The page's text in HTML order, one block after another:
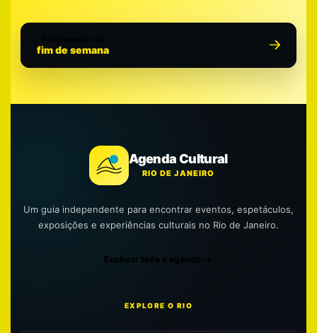
fim de semana
Agenda Cultural
RIO DE JANEIRO
Um guia independente para encontrar eventos, espetáculos,
exposições e experiências culturais no Rio de Janeiro.
Explorar toda a agenda
EXPLORE O RIO